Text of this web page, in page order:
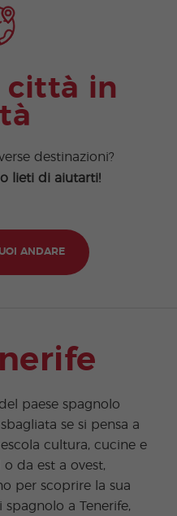
città in
destinazioni?
lieti di aiutarti!
ANDARE
paese spagnolo
se si pensa a
cultura, cucine e
da est a ovest,
per scoprire la sua
a Tenerife,